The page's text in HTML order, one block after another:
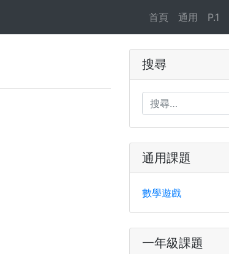
首頁 通用 P.1
搜尋
通用課題
數學遊戲
一年級課題